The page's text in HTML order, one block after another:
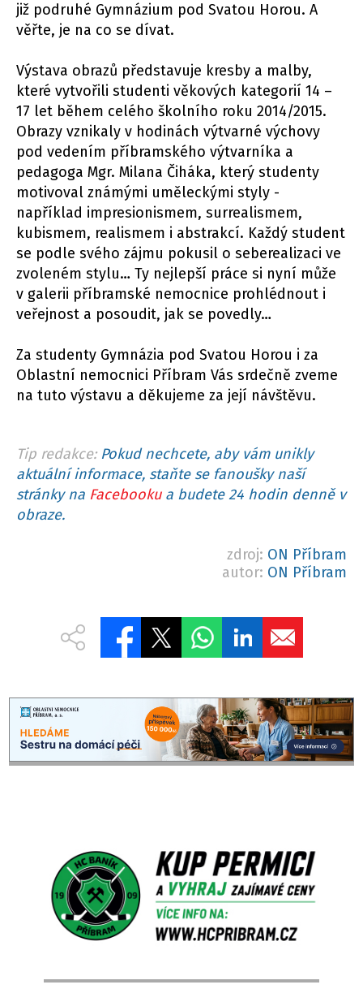
již podruhé Gymnázium pod Svatou Horou. A
věřte, je na co se dívat.
Výstava obrazů představuje kresby a malby,
které vytvořili studenti věkových kategorií 14 –
17 let během celého školního roku 2014/2015.
Obrazy vznikaly v hodinách výtvarné výchovy
pod vedením příbramského výtvarníka a
pedagoga Mgr. Milana Čiháka, který studenty
motivoval známými uměleckými styly -
například impresionismem, surrealismem,
kubismem, realismem i abstrakcí. Každý student
se podle svého zájmu pokusil o seberealizaci ve
zvoleném stylu… Ty nejlepší práce si nyní může
v galerii příbramské nemocnice prohlédnout i
veřejnost a posoudit, jak se povedly…
Za studenty Gymnázia pod Svatou Horou i za
Oblastní nemocnici Příbram Vás srdečně zveme
na tuto výstavu a děkujeme za její návštěvu.
Tip redakce: Pokud nechcete, aby vám unikly
aktuální informace, staňte se fanoušky naší
stránky na Facebookua budete 24 hodin denně v
obraze.
zdroj: ON Příbram
autor: ON Příbram